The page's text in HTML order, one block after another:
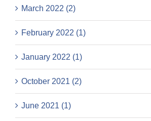
March 2022 (2)
February 2022 (1)
January 2022 (1)
October 2021 (2)
June 2021 (1)